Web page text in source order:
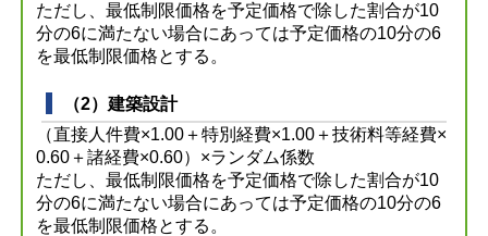
ただし、最低制限価格を予定価格で除した割合が10
分の6に満たない場合にあっては予定価格の10分の6
を最低制限価格とする。
（2）建築設計
（直接人件費×1.00＋特別経費×1.00＋技術料等経費×
0.60＋諸経費×0.60）×ランダム係数
ただし、最低制限価格を予定価格で除した割合が10
分の6に満たない場合にあっては予定価格の10分の6
を最低制限価格とする。